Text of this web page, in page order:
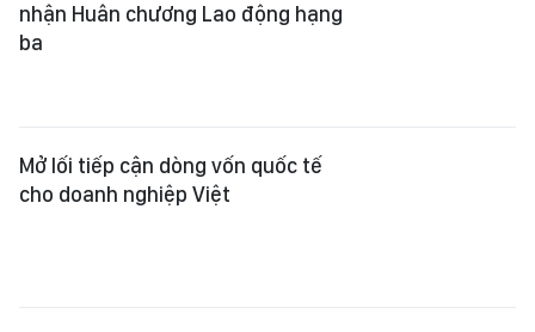
nhận Huân chương Lao động hạng
ba
Mở lối tiếp cận dòng vốn quốc tế
cho doanh nghiệp Việt